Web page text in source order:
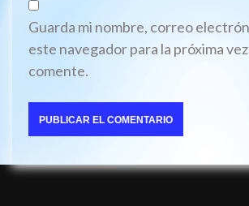
Guarda mi nombre, correo
este navegador para la próxima
comente.